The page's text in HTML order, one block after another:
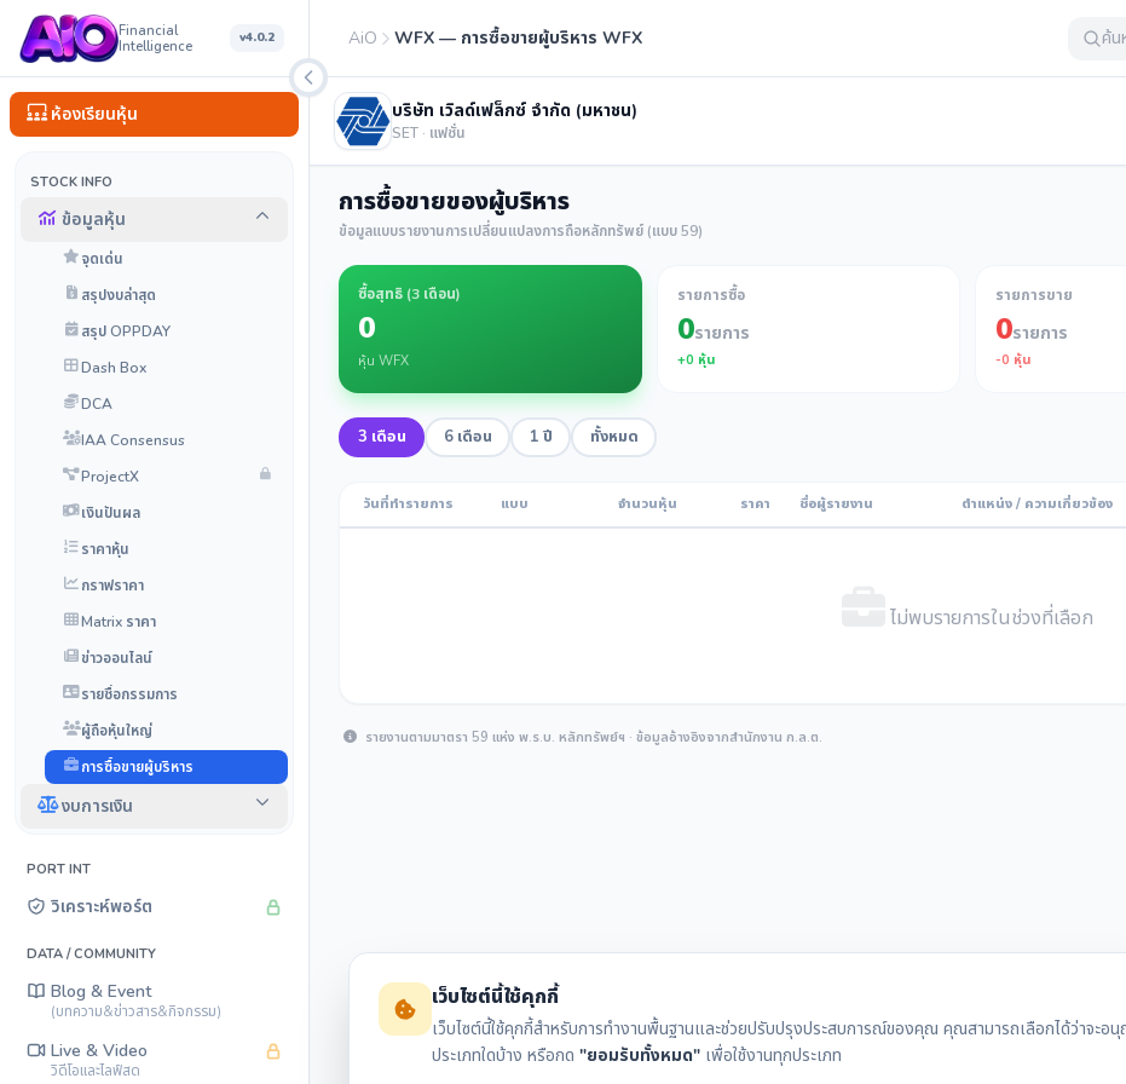
Financial
Intelligence
v4.0.2
ห้องเรียนหุ้น
STOCK INFO
ข้อมูลหุ้น
จุดเด่น
สรุปงบล่าสุด
สรุป OPPDAY
Dash Box
DCA
IAA Consensus
ProjectX
เงินปันผล
ราคาหุ้น
กราฟราคา
Matrix ราคา
ข่าวออนไลน์
รายชื่อกรรมการ
ผู้ถือหุ้นใหญ่
การซื้อขายผู้บริหาร
งบการเงิน
PORT INT
วิเคราะห์พอร์ต
DATA / COMMUNITY
Blog & Event
(บทความ&ข่าวสาร&กิจกรรม)
Live & Video
วิดีโอและไลฟ์สด
AiO WFX — การซื้อขายผู้บริหาร WFX ค้น
บริษัท เวิลด์เฟล็กซ์ จำกัด (มหาชน)
SET · แฟชั่น
การซื้อขายของผู้บริหาร
ข้อมูลแบบรายงานการเปลี่ยนแปลงการถือหลักทรัพย์ (แบบ 59)
ซื้อสุทธิ (3 เดือน)
0
หุ้น WFX
รายการซื้อ
0รายการ
+0 หุ้น
รายการขาย
0รายการ
-0 หุ้น
3 เดือน 6 เดือน 1 ปี ทั้งหมด
วันที่ทำรายการ แบบ จำนวนหุ้น ราคา ชื่อผู้รายงาน ตำแหน่ง / ความเกี่ยวข้อง
ไม่พบรายการในช่วงที่เลือก
รายงานตามมาตรา 59 แห่ง พ.ร.บ. หลักทรัพย์ฯ · ข้อมูลอ้างอิงจากสำนักงาน ก.ล.ต.
เว็บไซต์นี้ใช้คุกกี้
เว็บไซต์นี้ใช้คุกกี้สำหรับการทำงานพื้นฐานและช่วยปรับปรุงประสบการณ์ของคุณ คุณสามารถเลือกได้ว่าจะอนุ
ประเภทใดบ้าง หรือกด "ยอมรับทั้งหมด" เพื่อใช้งานทุกประเภท